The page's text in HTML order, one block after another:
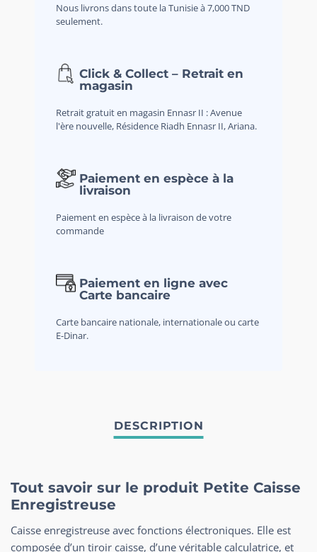
Nous livrons dans toute la Tunisie à 7,000 TND
seulement.
Click & Collect – Retrait en
magasin
Retrait gratuit en magasin Ennasr II : Avenue
l'ère nouvelle, Résidence Riadh Ennasr II, Ariana.
Paiement en espèce à la
livraison
Paiement en espèce à la livraison de votre
commande
Paiement en ligne avec
Carte bancaire
Carte bancaire nationale, internationale ou carte
E-Dinar.
Tout savoir sur le produit Petite Caisse
Enregistreuse
Caisse enregistreuse avec fonctions électroniques. Elle est
composée d’un tiroir caisse, d’une véritable calculatrice, et